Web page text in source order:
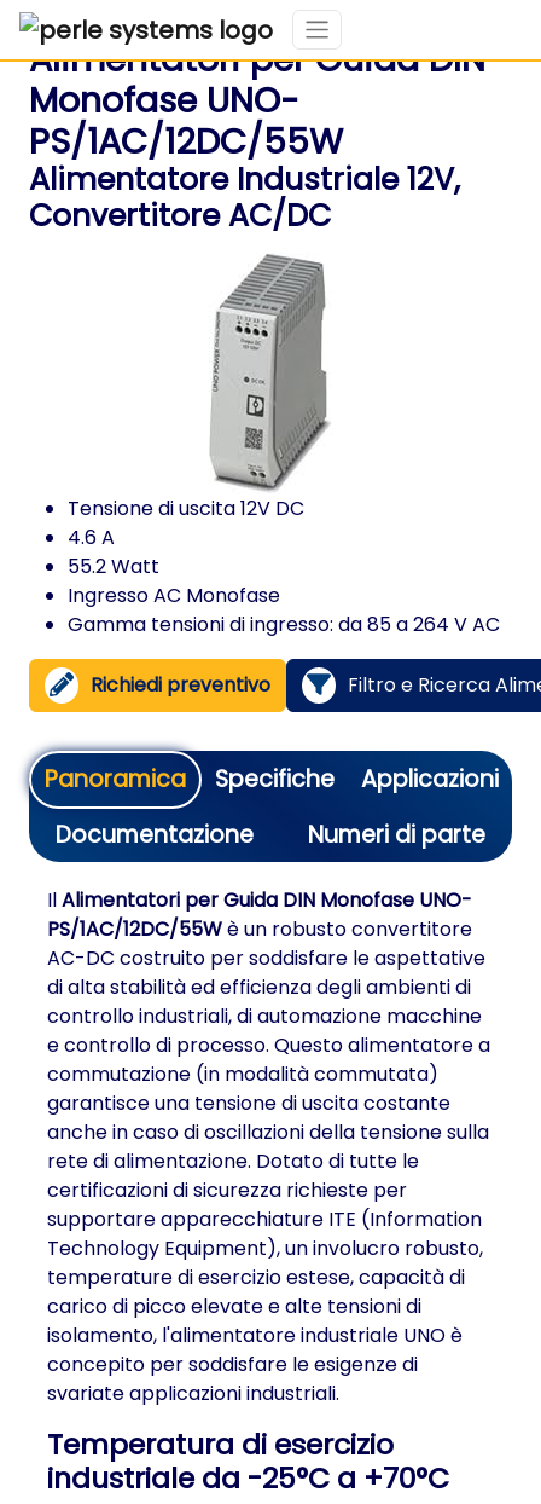
Alimentatori per Guida DIN
Monofase UNO-
PS/1AC/12DC/55W
Alimentatore Industriale 12V,
Convertitore AC/DC
Tensione di uscita 12V DC
4.6 A
55.2 Watt
Ingresso AC Monofase
Gamma tensioni di ingresso: da 85 a 264 V AC
Richiedi preventivo Filtro e Ricerca
Panoramica Specifiche
Applicazioni
Documentazione
Numeri di parte
IlAlimentatori per Guida DIN Monofase UNO-
PS/1AC/12DC/55Wè un robusto convertitore
AC-DC costruito per soddisfare le aspettative
di alta stabilità ed efficienza degli ambienti di
controllo industriali, di automazione macchine
e controllo di processo. Questo alimentatore a
commutazione (in modalità commutata)
garantisce una tensione di uscita costante
anche in caso di oscillazioni della tensione sulla
rete di alimentazione. Dotato di tutte le
certificazioni di sicurezza richieste per
supportare apparecchiature ITE (Information
Technology Equipment), un involucro robusto,
temperature di esercizio estese, capacità di
carico di picco elevate e alte tensioni di
isolamento, l'alimentatore industriale UNO è
concepito per soddisfare le esigenze di
svariate applicazioni industriali.
Temperatura di esercizio
industriale da -25°C a +70°C